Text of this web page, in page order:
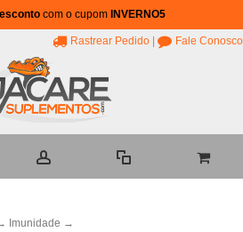
com o cupom INVERNO5
Rastrear Pedido Fale Conosco
Imunidade →